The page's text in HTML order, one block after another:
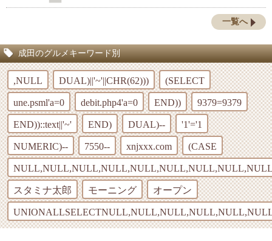
一覧へ
成田のグルメキーワード別
,NULL DUAL)||'~'||CHR(62))) (SELECT
une.psml'a=0 debit.php4'a=0 END)) 9379=9379
END))::text||'~' END) DUAL)-- '1'='1
NUMERIC)-- 7550-- xnjxxx.com (CASE
スタミナ太郎 モーニング オープン